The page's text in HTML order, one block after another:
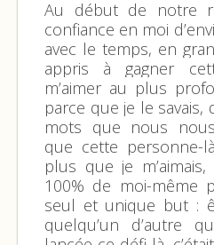
Au début de notre
confiance en moi
avec le temps, en
appris à gagner
m’aimer au plus
parce que je le
mots que nous
que cette personne-
plus que je
100% de moi-même
seul et unique but :
quelqu’un d’autre